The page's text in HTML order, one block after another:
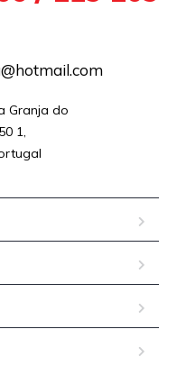
Granja do
1,